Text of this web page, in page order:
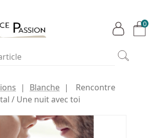
0
Blanche
Rencontre
/ Une nuit avec toi